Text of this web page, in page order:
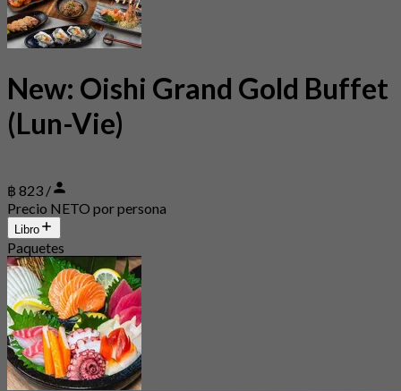
New: Oishi Grand Gold Buffet
(Lun-Vie)
฿ 823 /
Precio NETO por persona
Libro
Paquetes